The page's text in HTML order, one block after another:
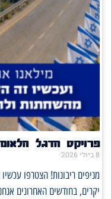
פרויקט הדגל
8 ביולי 2026
מניפים ריבונות! הצטרפו
יקרים, בחודשים האחרונים